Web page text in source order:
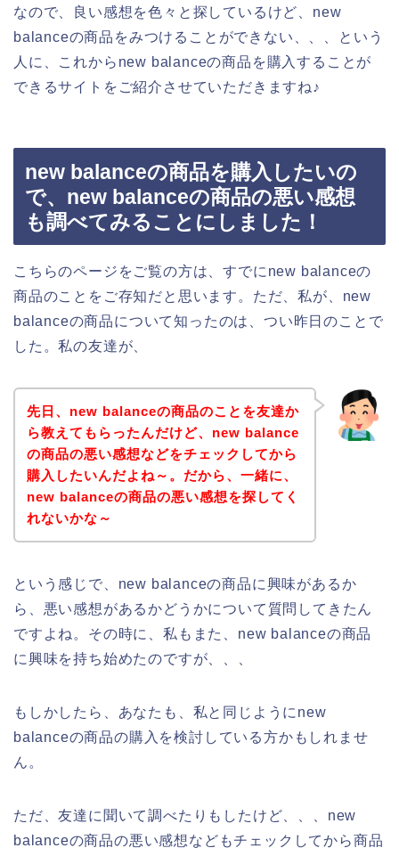
なので、良い感想を色々と探しているけど、new
balanceの商品をみつけることができない、、、という
人に、これからnew balanceの商品を購入することが
できるサイトをご紹介させていただきますね♪
new balanceの商品を購入したいの
で、new balanceの商品の悪い感想
も調べてみることにしました！
こちらのページをご覧の方は、すでにnew balanceの
商品のことをご存知だと思います。ただ、私が、new
balanceの商品について知ったのは、つい昨日のことで
した。私の友達が、
先日、new balanceの商品のことを友達か
ら教えてもらったんだけど、new balance
の商品の悪い感想などをチェックしてから
購入したいんだよね～。だから、一緒に、
new balanceの商品の悪い感想を探してく
れないかな～
という感じで、new balanceの商品に興味があるか
ら、悪い感想があるかどうかについて質問してきたん
ですよね。その時に、私もまた、new balanceの商品
に興味を持ち始めたのですが、、、
もしかしたら、あなたも、私と同じようにnew
balanceの商品の購入を検討している方かもしれませ
ん。
ただ、友達に聞いて調べたりもしたけど、、、new
balanceの商品の悪い感想などもチェックしてから商品